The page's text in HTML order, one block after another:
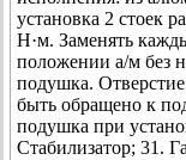
установка 2 стоек
Н·м. Заменять
положении а/м без
подушка.
быть обращено к
подушка при
Стабилизатор; 31.